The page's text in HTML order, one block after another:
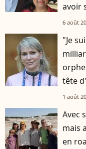
avoir
6 août
"Je
tête
1 août
Avec
mais
en